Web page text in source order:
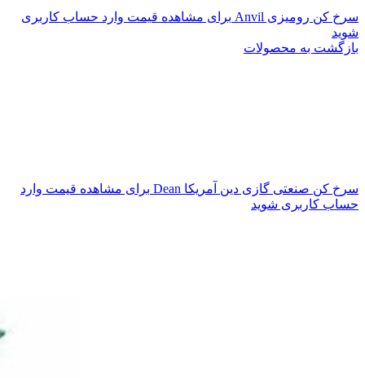
سرخ کن رومیزی Anvil
برای مشاهده قیمت وارد حساب کاربری
شوید
بازگشت به محصولات
سرخ کن صنعتی گازی دین آمریکا Dean
برای مشاهده قیمت وارد
حساب کاربری شوید